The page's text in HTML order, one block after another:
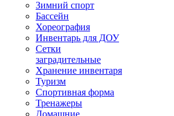
Зимний спорт
Бассейн
Хореография
Инвентарь для ДОУ
Сетки
заградительные
Хранение инвентаря
Туризм
Спортивная форма
Тренажеры
Домашние